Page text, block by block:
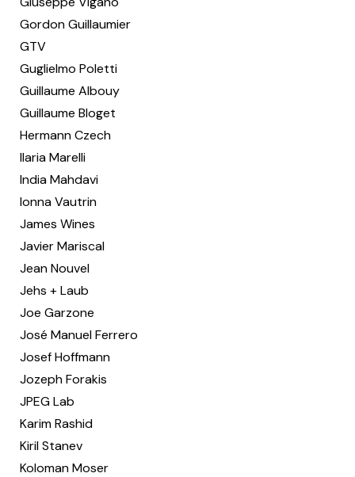
Gordon Guillaumier
GTV
Guglielmo Poletti
Guillaume Albouy
Guillaume Bloget
Hermann Czech
Ilaria Marelli
India Mahdavi
Ionna Vautrin
James Wines
Javier Mariscal
Jean Nouvel
Jehs + Laub
Joe Garzone
José Manuel Ferrero
Josef Hoffmann
Jozeph Forakis
JPEG Lab
Karim Rashid
Kiril Stanev
Koloman Moser